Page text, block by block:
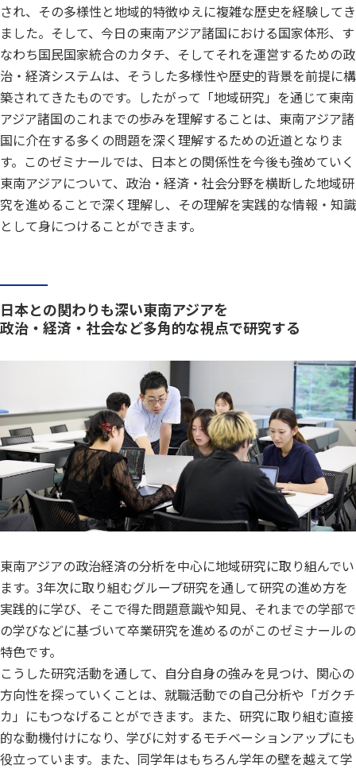
され、その多様性と地域的特徴ゆえに複雑な歴史を経験してき
ました。そして、今日の東南アジア諸国における国家体形、す
なわち国民国家統合のカタチ、そしてそれを運営するための政
治・経済システムは、そうした多様性や歴史的背景を前提に構
築されてきたものです。したがって「地域研究」を通じて東南
アジア諸国のこれまでの歩みを理解することは、東南アジア諸
国に介在する多くの問題を深く理解するための近道となりま
す。このゼミナールでは、日本との関係性を今後も強めていく
東南アジアについて、政治・経済・社会分野を横断した地域研
究を進めることで深く理解し、その理解を実践的な情報・知識
として身につけることができます。
日本との関わりも深い東南アジアを
政治・経済・社会など多角的な視点で研究する
東南アジアの政治経済の分析を中心に地域研究に取り組んでい
ます。3年次に取り組むグループ研究を通して研究の進め方を
実践的に学び、そこで得た問題意識や知見、それまでの学部で
の学びなどに基づいて卒業研究を進めるのがこのゼミナールの
特色です。
こうした研究活動を通して、自分自身の強みを見つけ、関心の
方向性を探っていくことは、就職活動での自己分析や「ガクチ
カ」にもつなげることができます。また、研究に取り組む直接
的な動機付けになり、学びに対するモチベーションアップにも
役立っています。また、同学年はもちろん学年の壁を越えて学